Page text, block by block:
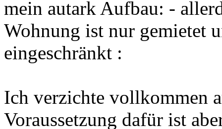
mein autark Aufbau: -
Wohnung ist nur gemietet
eingeschränkt :
Ich verzichte vollkommen
Voraussetzung dafür ist